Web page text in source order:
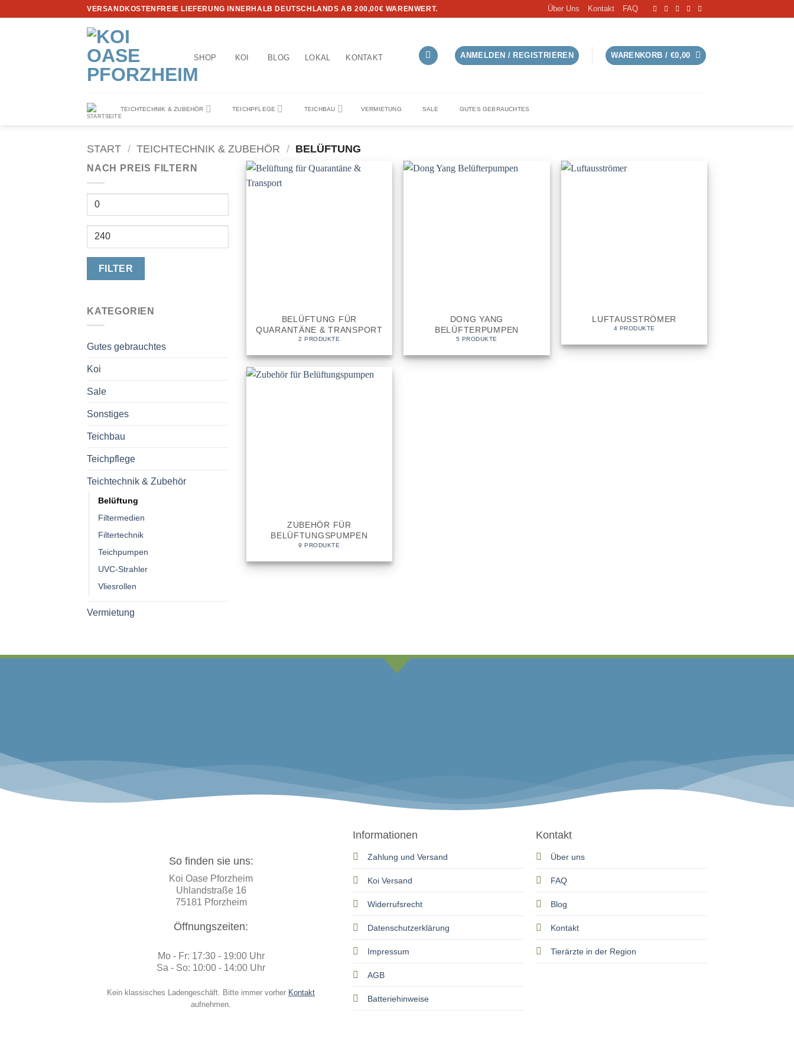
VERSANDKOSTENFREIE LIEFERUNG INNERHALB DEUTSCHLANDS AB 200,00€ WARENWERT. Über Uns Kontakt FAQ
SHOP KOI BLOG LOKAL KONTAKT ANMELDEN / REGISTRIEREN WARENKORB / €0,00
TEICHTECHNIK & ZUBEHÖR TEICHPFLEGE TEICHBAU VERMIETUNG SALE GUTES GEBRAUCHTES
START / TEICHTECHNIK & ZUBEHÖR / BELÜFTUNG
NACH PREIS FILTERN
Min.
Max.
FILTER
KATEGORIEN
Gutes gebrauchtes
Koi
Sale
Sonstiges
Teichbau
Teichpflege
Teichtechnik & Zubehör
Belüftung
Filtermedien
Filtertechnik
Teichpumpen
UVC-Strahler
Vliesrollen
Vermietung
BELÜFTUNG FÜR
QUARANTÄNE & TRANSPORT
2 PRODUKTE
DONG YANG
BELÜFTERPUMPEN
5 PRODUKTE
LUFTAUSSTRÖMER
4 PRODUKTE
ZUBEHÖR FÜR
BELÜFTUNGSPUMPEN
9 PRODUKTE
So finden sie uns:
Koi Oase Pforzheim
Uhlandstraße 16
75181 Pforzheim
Öffnungszeiten:
Mo - Fr: 17:30 - 19:00 Uhr
Sa - So: 10:00 - 14:00 Uhr
Kein klassisches Ladengeschäft. Bitte immer vorher Kontakt
aufnehmen.
Informationen
Zahlung und Versand
Koi Versand
Widerrufsrecht
Datenschutzerklärung
Impressum
AGB
Batteriehinweise
Kontakt
Über uns
FAQ
Blog
Kontakt
Tierärzte in der Region